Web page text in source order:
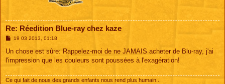
Re: Réedition Blue-ray chez kaze
M
s
a
19 03 2013, 01:18
Un chose est sûre: Rappelez-moi de ne JAMAIS acheter de Blu-ray, j'ai
l'impression que les couleurs sont poussées à l'exagération!
Ce qui fait de nous des grands enfants nous rend plus humain...